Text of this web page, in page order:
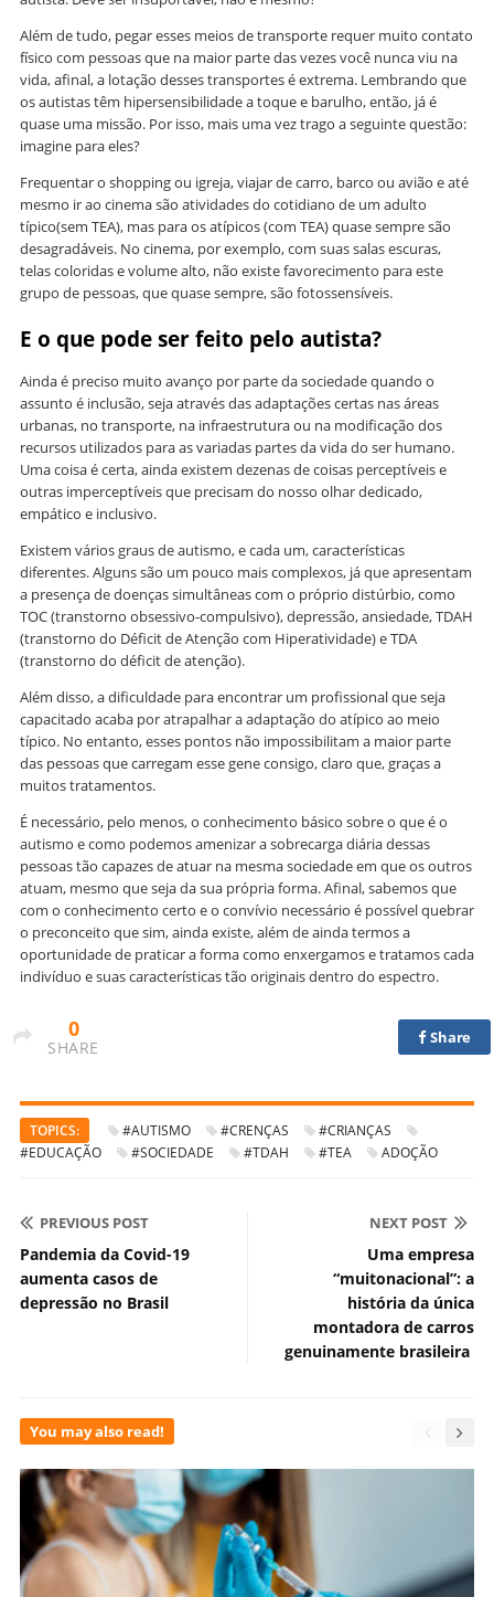
Além de tudo, pegar esses meios de transporte requer muito contato
físico com pessoas que na maior parte das vezes você nunca viu na
vida, afinal, a lotação desses transportes é extrema. Lembrando que
os autistas têm hipersensibilidade a toque e barulho, então, já é
quase uma missão. Por isso, mais uma vez trago a seguinte questão:
imagine para eles?
Frequentar o shopping ou igreja, viajar de carro, barco ou avião e até
mesmo ir ao cinema são atividades do cotidiano de um adulto
típico(sem TEA), mas para os atípicos (com TEA) quase sempre são
desagradáveis. No cinema, por exemplo, com suas salas escuras,
telas coloridas e volume alto, não existe favorecimento para este
grupo de pessoas, que quase sempre, são fotossensíveis.
E o que pode ser feito pelo autista?
Ainda é preciso muito avanço por parte da sociedade quando o
assunto é inclusão, seja através das adaptações certas nas áreas
urbanas, no transporte, na infraestrutura ou na modificação dos
recursos utilizados para as variadas partes da vida do ser humano.
Uma coisa é certa, ainda existem dezenas de coisas perceptíveis e
outras imperceptíveis que precisam do nosso olhar dedicado,
empático e inclusivo.
Existem vários graus de autismo, e cada um, características
diferentes. Alguns são um pouco mais complexos, já que apresentam
a presença de doenças simultâneas com o próprio distúrbio, como
TOC (transtorno obsessivo-compulsivo), depressão, ansiedade, TDAH
(transtorno do Déficit de Atenção com Hiperatividade) e TDA
(transtorno do déficit de atenção).
Além disso, a dificuldade para encontrar um profissional que seja
capacitado acaba por atrapalhar a adaptação do atípico ao meio
típico. No entanto, esses pontos não impossibilitam a maior parte
das pessoas que carregam esse gene consigo, claro que, graças a
muitos tratamentos.
É necessário, pelo menos, o conhecimento básico sobre o que é o
autismo e como podemos amenizar a sobrecarga diária dessas
pessoas tão capazes de atuar na mesma sociedade em que os outros
atuam, mesmo que seja da sua própria forma. Afinal, sabemos que
com o conhecimento certo e o convívio necessário é possível quebrar
o preconceito que sim, ainda existe, além de ainda termos a
oportunidade de praticar a forma como enxergamos e tratamos cada
indivíduo e suas características tão originais dentro do espectro.
0
SHARE
Share
TOPICS: #AUTISMO #CRENÇAS
#CRIANÇAS
#EDUCAÇÃO
#SOCIEDADE #TDAH #TEA ADOÇÃO
PREVIOUS POST
Pandemia da Covid-19
aumenta casos de
depressão no Brasil
NEXT POST
Uma empresa
“muitonacional”: a
história da única
montadora de carros
genuinamente brasileira
You may also read!